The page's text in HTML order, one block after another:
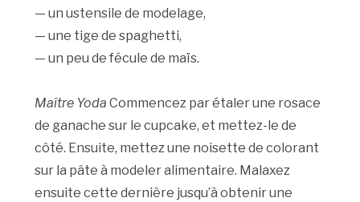
— un ustensile de modelage,
— une tige de spaghetti,
— un peu de fécule de maïs.
Maître Yoda Commencez par étaler une rosace
de ganache sur le cupcake, et mettez-le de
côté. Ensuite, mettez une noisette de colorant
sur la pâte à modeler alimentaire. Malaxez
ensuite cette dernière jusqu’à obtenir une